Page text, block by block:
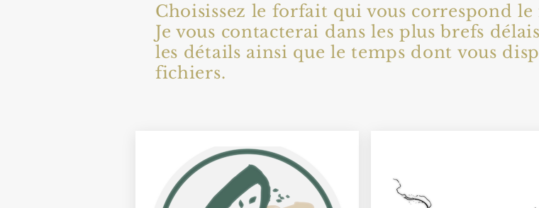
Choisissez le forfait qui vous correspond
Je vous contacterai dans les plus brefs
les détails ainsi que le temps dont vous
fichiers.